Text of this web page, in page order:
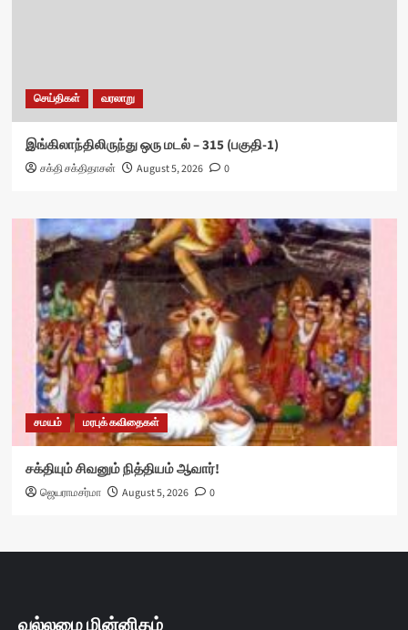
செய்திகள் வரலாறு
இங்கிலாந்திலிருந்து ஒரு மடல் – 315 (பகுதி-1)
சக்தி சக்திதாசன் August 5, 2026 0
சமயம் மரபுக் கவிதைகள்
சக்தியும் சிவனும் நித்தியம் ஆவார்!
ஜெயராமசர்மா August 5, 2026 0